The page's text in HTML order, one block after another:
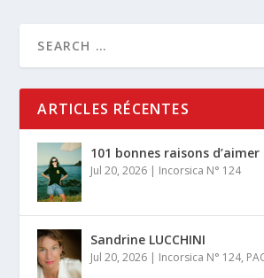
ARTICLES RÉCENTES
101 bonnes raisons d’aimer
Jul 20, 2026 | Incorsica N° 124
Sandrine LUCCHINI
Jul 20, 2026 | Incorsica N° 124,